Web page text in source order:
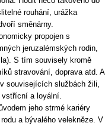
rouhání, urážka
směnárny.
propojen s
jeruzalémských rodin,
S tím souvisely kromě
stravování, doprava atd. A
souvisejících službách žili,
a loyální.
jeho strmé kariéry
a bývalého velekněze. V